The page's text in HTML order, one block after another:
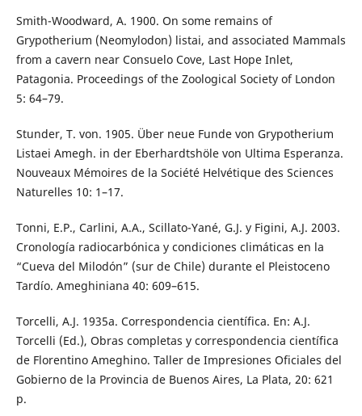
Smith-Woodward, A. 1900. On some remains of
Grypotherium (Neomylodon) listai, and associated Mammals
from a cavern near Consuelo Cove, Last Hope Inlet,
Patagonia. Proceedings of the Zoological Society of London
5: 64–79.
Stunder, T. von. 1905. Über neue Funde von Grypotherium
Listaei Amegh. in der Eberhardtshöle von Ultima Esperanza.
Nouveaux Mémoires de la Société Helvétique des Sciences
Naturelles 10: 1–17.
Tonni, E.P., Carlini, A.A., Scillato-Yané, G.J. y Figini, A.J. 2003.
Cronología radiocarbónica y condiciones climáticas en la
“Cueva del Milodón” (sur de Chile) durante el Pleistoceno
Tardío. Ameghiniana 40: 609–615.
Torcelli, A.J. 1935a. Correspondencia científica. En: A.J.
Torcelli (Ed.), Obras completas y correspondencia científica
de Florentino Ameghino. Taller de Impresiones Oficiales del
Gobierno de la Provincia de Buenos Aires, La Plata, 20: 621
p.